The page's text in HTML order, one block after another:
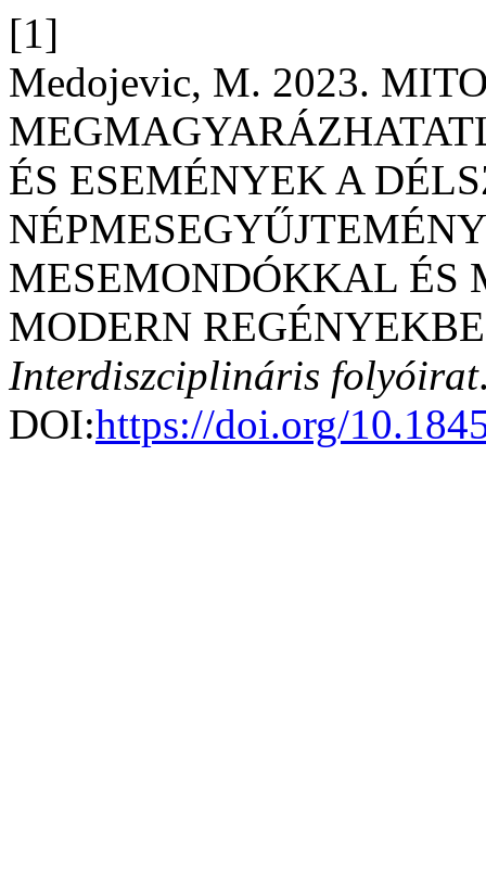
[1]
Medojevic, M. 2023.
ÉS ESEMÉNYEK A
MESEMONDÓKKAL ÉS
MODERN
Interdiszciplináris folyóirat
DOI:https://doi.org/